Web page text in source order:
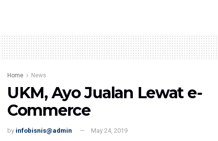
Home News
UKM, Ayo Jualan Lewat e-
Commerce
by infobisnis@admin May 24, 2019